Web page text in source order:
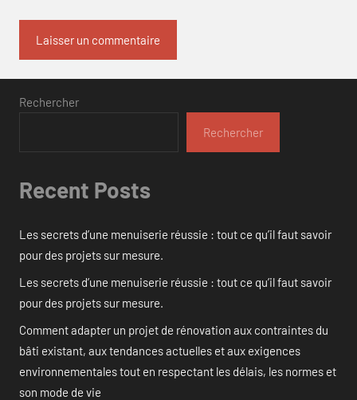
Rechercher
Rechercher
Recent Posts
Les secrets d’une menuiserie réussie : tout ce qu’il faut savoir
pour des projets sur mesure.
Les secrets d’une menuiserie réussie : tout ce qu’il faut savoir
pour des projets sur mesure.
Comment adapter un projet de rénovation aux contraintes du
bâti existant, aux tendances actuelles et aux exigences
environnementales tout en respectant les délais, les normes et
son mode de vie